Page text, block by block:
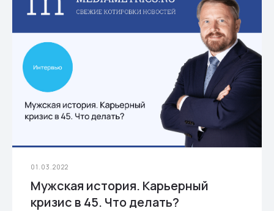
01.03.2022
Мужская история. Карьерный
кризис в 45. Что делать?